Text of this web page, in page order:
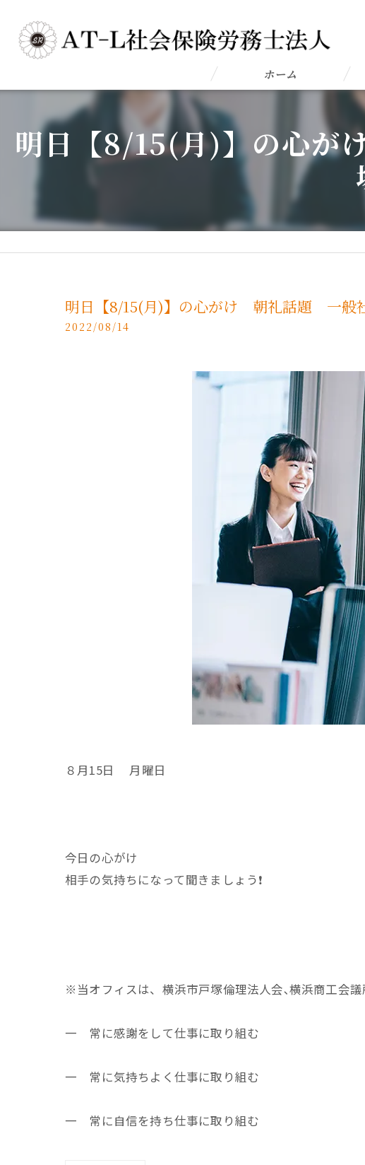
ホーム
明日【8/15(月)】の心
明日【8/15(月)】の心がけ 朝礼話題 一般
2022/08/14
８月15日 月曜日
今日の心がけ
相手の気持ちになって聞きましょう❗
※当オフィスは、横浜市戸塚倫理法人会､横浜商工会議
一 常に感謝をして仕事に取り組む
一 常に気持ちよく仕事に取り組む
一 常に自信を持ち仕事に取り組む